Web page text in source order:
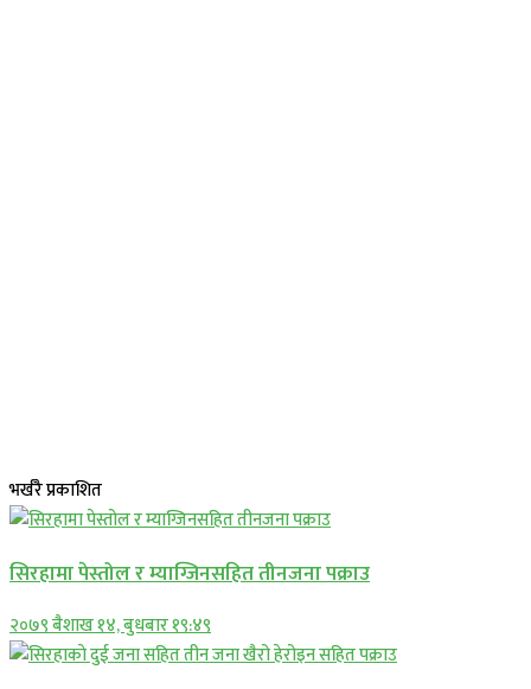
भर्खरै प्रकाशित
सिरहामा पेस्तोल र म्याग्जिनसहित तीनजना पक्राउ
२०७९ बैशाख १४, बुधबार १९:४९